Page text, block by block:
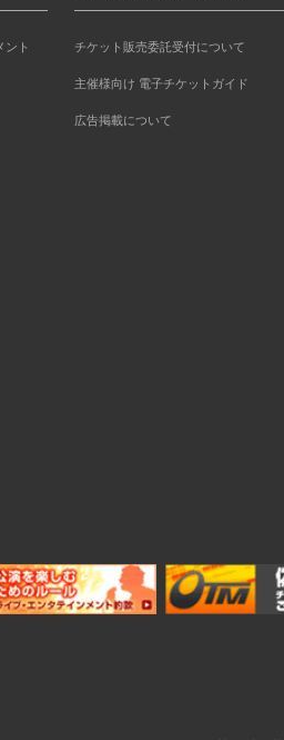
ント チケット販売委託受付について
主催様向け 電子チケットガイド
広告掲載について